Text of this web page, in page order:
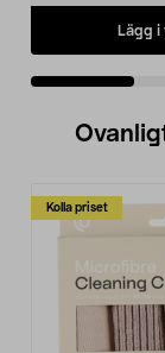
Lägg i
Kolla priset